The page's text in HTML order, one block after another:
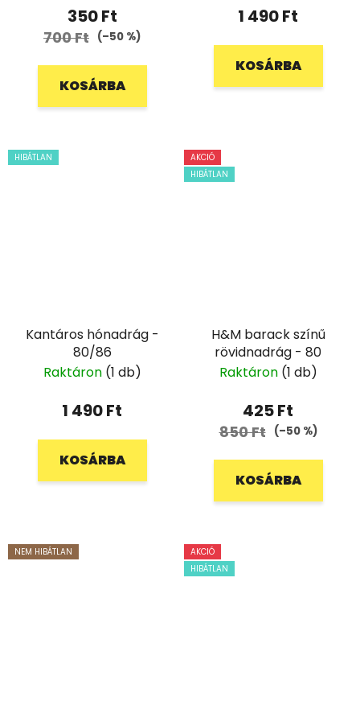
350 Ft
700 Ft (–50 %)
KOSÁRBA
1 490 Ft
KOSÁRBA
HIBÁTLAN
Kantáros hónadrág -
80/86
Raktáron (1 db)
1 490 Ft
KOSÁRBA
AKCIÓ
HIBÁTLAN
H&M barack színű
rövidnadrág - 80
Raktáron (1 db)
425 Ft
850 Ft (–50 %)
KOSÁRBA
NEM HIBÁTLAN
AKCIÓ
HIBÁTLAN